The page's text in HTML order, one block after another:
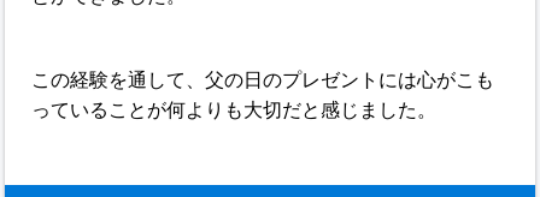
この経験を通して、父の日のプレゼントには心がこも
っていることが何よりも大切だと感じました。